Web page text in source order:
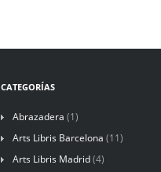
CATEGORÍAS
Abrazadera (1)
Arts Libris Barcelona (11)
Arts Libris Madrid(4)